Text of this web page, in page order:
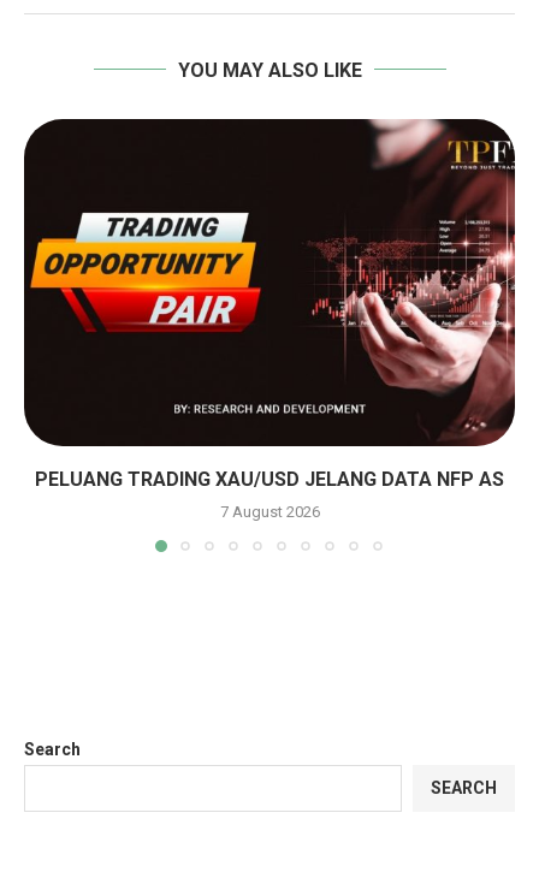
YOU MAY ALSO LIKE
PELUANG TRADING XAU/USD JELANG DATA NFP AS
7 August 2026
Search
SEARCH